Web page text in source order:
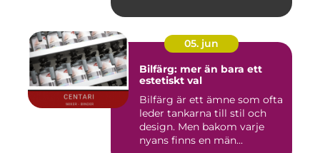
05. jun
Bilfärg: mer än bara ett
estetiskt val
Bilfärg är ett ämne som ofta
leder tankarna till stil och
design. Men bakom varje
nyans finns en män...